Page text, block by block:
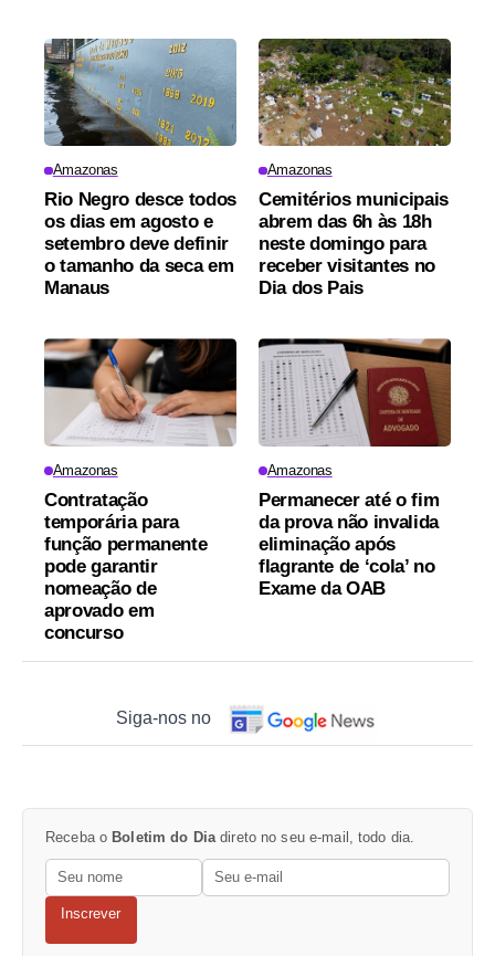
Amazonas
Rio Negro desce todos
os dias em agosto e
setembro deve definir
o tamanho da seca em
Manaus
Amazonas
Cemitérios municipais
abrem das 6h às 18h
neste domingo para
receber visitantes no
Dia dos Pais
Amazonas
Contratação
temporária para
função permanente
pode garantir
nomeação de
aprovado em
concurso
Amazonas
Permanecer até o fim
da prova não invalida
eliminação após
flagrante de ‘cola’ no
Exame da OAB
Siga-nos no
Receba o Boletim do Diadireto no seu e-mail, todo dia.
Inscrever